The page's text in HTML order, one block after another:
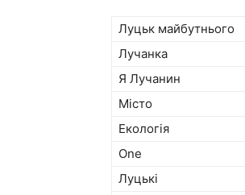
Луцьк майбутнього
Лучанка
Я Лучанин
Місто
Екологія
One
Луцькі